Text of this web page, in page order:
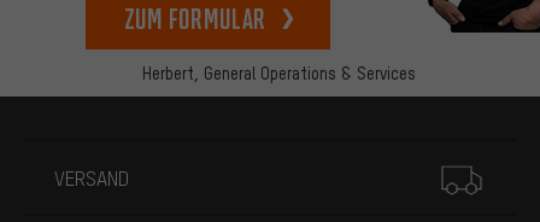
Herbert, General Operations & Services
zum Formular
VERSAND